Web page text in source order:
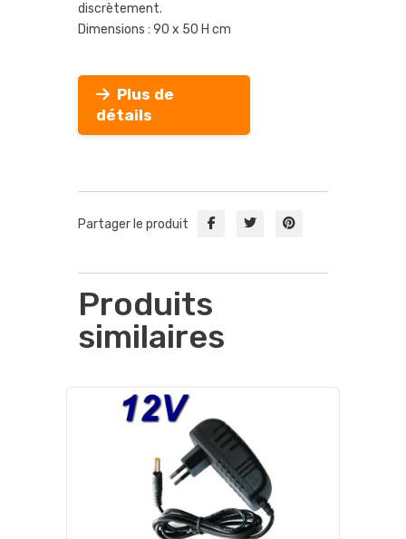
discrètement.
Dimensions : 90 x 50 H cm
Plus de
détails
Partager le produit
Produits
similaires